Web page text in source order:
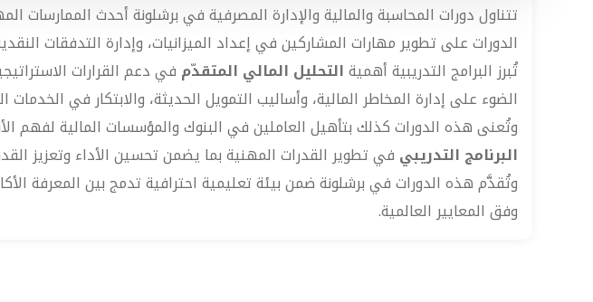
تتناول دورات المحاسبة والمالية والإدارة المصرفية في برشلونة أحدث الممارسات
الدورات على تطوير مهارات المشاركين في إعداد الميزانيات، وإدارة التدفقات
تُبرز البرامج التدريبية أهميةالتحليل المالي المتقدّم في دعم القرارات
الضوء على إدارة المخاطر المالية، وأساليب التمويل الحديثة، والابتكار في
وتُعنى هذه الدورات كذلك بتأهيل العاملين في البنوك والمؤسسات المالية لفهم
البرنامج التدريبي في تطوير القدرات المهنية بما يضمن تحسين الأداء وتعزيز
وتُقدَّم هذه الدورات في برشلونة ضمن بيئة تعليمية احترافية تدمج بين المعرفة
وفق المعايير العالمية.